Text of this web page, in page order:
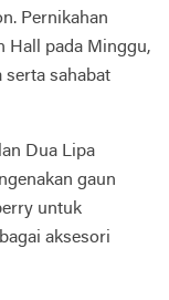
Pernikahan
Hall pada Minggu,
serta sahabat
Dua Lipa
gaun
untuk
aksesori